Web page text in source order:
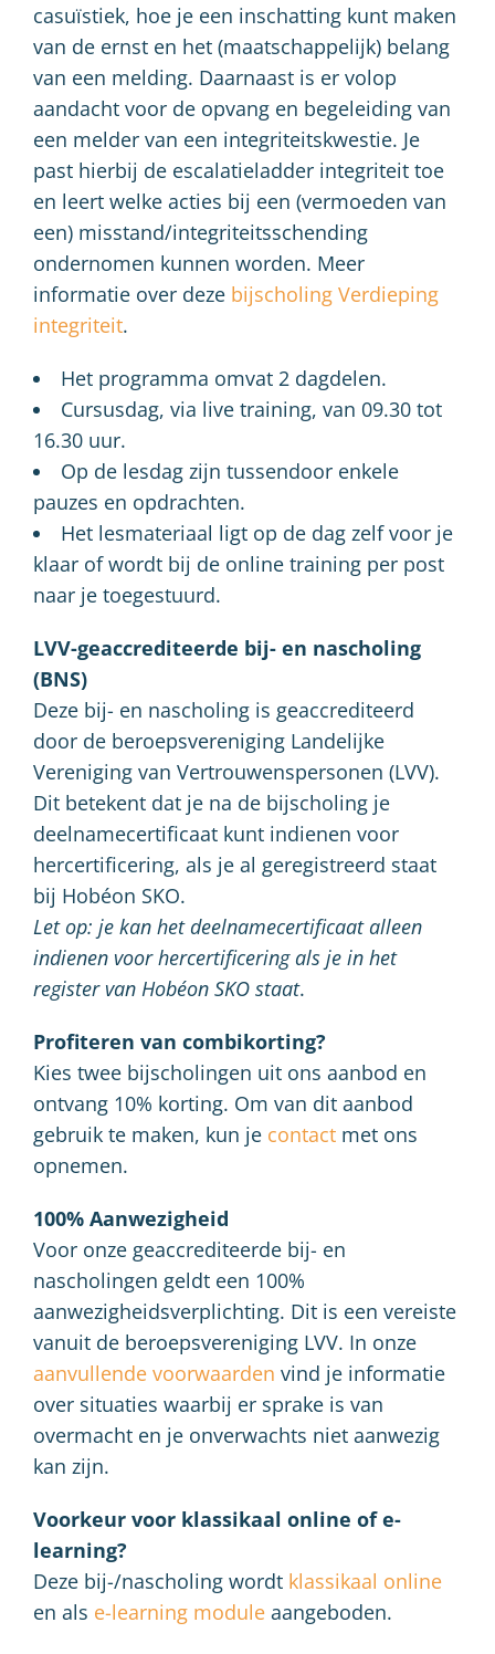
casuïstiek, hoe je een inschatting kunt maken
van de ernst en het (maatschappelijk) belang
van een melding. Daarnaast is er volop
aandacht voor de opvang en begeleiding van
een melder van een integriteitskwestie. Je
past hierbij de escalatieladder integriteit toe
en leert welke acties bij een (vermoeden van
een) misstand/integriteitsschending
ondernomen kunnen worden. Meer
informatie over deze bijscholing Verdieping
integriteit.
Het programma omvat 2 dagdelen.
Cursusdag, via live training, van 09.30 tot
16.30 uur.
Op de lesdag zijn tussendoor enkele
pauzes en opdrachten.
Het lesmateriaal ligt op de dag zelf voor je
klaar of wordt bij de online training per post
naar je toegestuurd.
LVV-geaccrediteerde bij- en nascholing
(BNS)
Deze bij- en nascholing is geaccrediteerd
door de beroepsvereniging Landelijke
Vereniging van Vertrouwenspersonen (LVV).
Dit betekent dat je na de bijscholing je
deelnamecertificaat kunt indienen voor
hercertificering, als je al geregistreerd staat
bij Hobéon SKO.
Let op: je kan het deelnamecertificaat alleen
indienen voor hercertificering als je in het
register van Hobéon SKO staat.
Profiteren van combikorting?
Kies twee bijscholingen uit ons aanbod en
ontvang 10% korting. Om van dit aanbod
gebruik te maken, kun je contact met ons
opnemen.
100% Aanwezigheid
Voor onze geaccrediteerde bij- en
nascholingen geldt een 100%
aanwezigheidsverplichting. Dit is een vereiste
vanuit de beroepsvereniging LVV. In onze
aanvullende voorwaarden vind je informatie
over situaties waarbij er sprake is van
overmacht en je onverwachts niet aanwezig
kan zijn.
Voorkeur voor klassikaal online of e-
learning?
Deze bij-/nascholing wordt klassikaal online
en als e-learning module aangeboden.